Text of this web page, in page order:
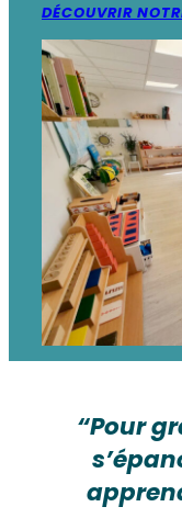
DÉCOUVRIR
“Pour